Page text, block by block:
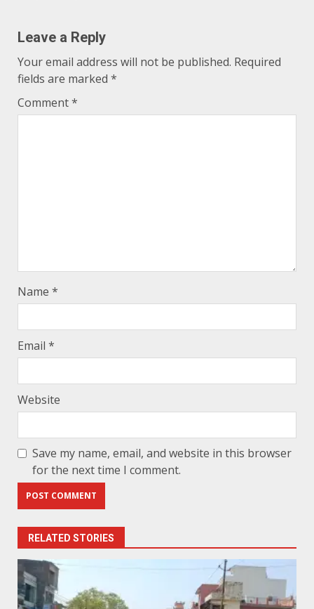
Leave a Reply
Your email address will not be published. Required
fields are marked *
Comment*
Name *
Email *
Website
Save my name, email, and website in this browser
for the next time I comment.
RELATED STORIES